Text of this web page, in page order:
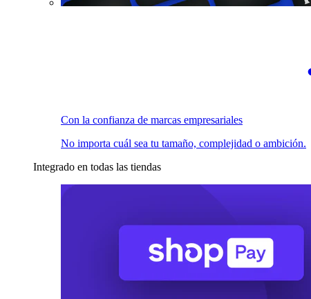
Con la confianza de marcas empresariales
No importa cuál sea tu tamaño, complejidad o ambición.
Integrado en todas las tiendas